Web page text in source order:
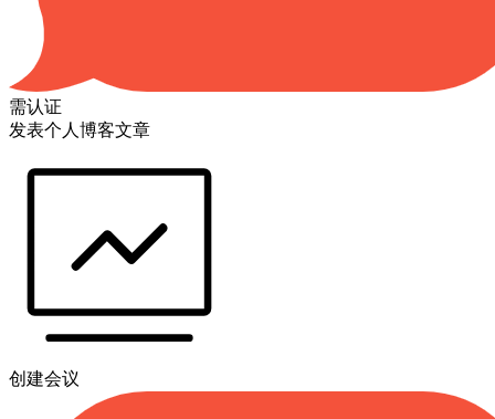
需认证
发表个人博客文章
创建会议